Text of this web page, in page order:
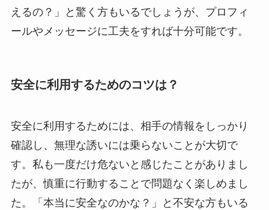
えるの？」と驚く方もいるでしょうが、プロフィ
ールやメッセージに工夫をすれば十分可能です。
安全に利用するためのコツは？
安全に利用するためには、相手の情報をしっかり
確認し、無理な誘いには乗らないことが大切で
す。私も一度だけ危ないと感じたことがありまし
たが、慎重に行動することで問題なく楽しめまし
た。「本当に安全なのかな？」と不安な方もいる